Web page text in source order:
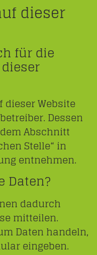
dieser
für die
dieser Website
Dessen
Abschnitt
Stelle“ in
entnehmen.
Daten?
dadurch
mitteilen.
Daten handeln,
eingeben.